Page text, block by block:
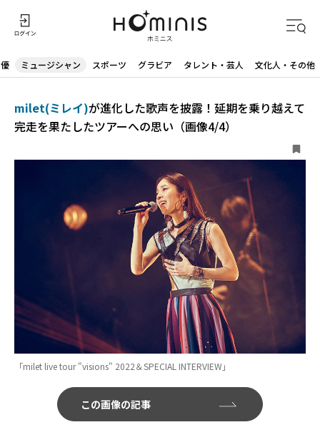
ミュージシャン スポーツ グラビア タレント・芸人 文化人・その他
milet(ミレイ)が進化した歌声を披露！延期を乗り越えて
完走を果たしたツアーへの思い（画像4/4）
「milet live tour "visions" 2022＆SPECIAL INTERVIEW」
この画像の記事